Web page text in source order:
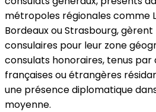
métropoles régionales comme
Bordeaux ou Strasbourg, gèrent
consulaires pour leur zone
consulats honoraires, tenus
françaises ou étrangères
une présence diplomatique
moyenne.